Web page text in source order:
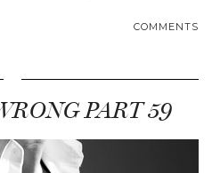
COMMENTS
PART 59